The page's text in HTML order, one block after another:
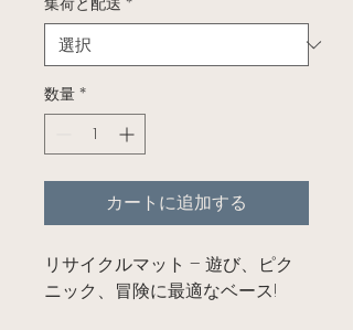
数量 *
カートに追加する
リサイクルマット – 遊び、ピク
ニック、冒険に最適なベース!